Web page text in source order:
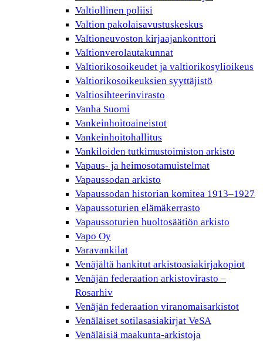
Valtiollinen poliisi
Valtion pakolaisavustuskeskus
Valtioneuvoston kirjaajankonttori
Valtionverolautakunnat
Valtiorikosoikeudet ja valtiorikosylioikeus
Valtiorikosoikeuksien syyttäjistö
Valtiosihteerinvirasto
Vanha Suomi
Vankeinhoitoaineistot
Vankeinhoitohallitus
Vankiloiden tutkimustoimiston arkisto
Vapaus- ja heimosotamuistelmat
Vapaussodan arkisto
Vapaussodan historian komitea 1913–1927
Vapaussoturien elämäkerrasto
Vapaussoturien huoltosäätiön arkisto
Vapo Oy
Varavankilat
Venäjältä hankitut arkistoasiakirjakopiot
Venäjän federaation arkistovirasto –
Rosarhiv
Venäjän federaation viranomaisarkistot
Venäläiset sotilasasiakirjat VeSA
Venäläisiä maakunta-arkistoja